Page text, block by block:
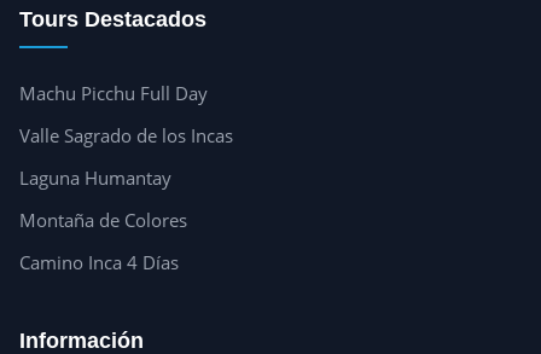
Tours Destacados
Machu Picchu Full Day
Valle Sagrado de los Incas
Laguna Humantay
Montaña de Colores
Camino Inca 4 Días
Información